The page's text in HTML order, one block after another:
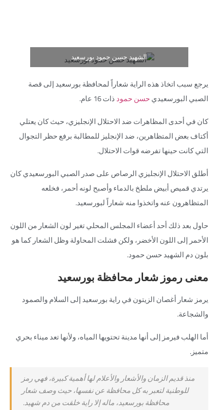
الشهيد حسن حمود بورسعيد
يرجع سبب اتخاذ هذه الراية شعاراً لمحافظة بورسعيد إلى قصة
الصبي البورسعيديحسن حمودذات 16 عام.
كان في أحدى المظاهرات ضد الاحتلال الإنجليزي، حيث كان يعتلي
أكتاف بعض المتظاهرين، ضد الإنجليز للمطالبة برفع حظر التجوال
التي كانت حينها تفرضه قوات الاحتلال.
أطلق الاحتلال الإنجليزي الرصاص على صدر الصبي البورسعيدي كان
يرتدي قميص أبيض ملطخ بالدماء وأصبح لونه أحمر، فخلعه
المتظاهرون عنه واتخذوا منه شعاراً لبورسعيد.
حاول بعد ذلك أحد أعضاء المجلس المحلي تغير لون الشعار من اللون
الأحمر إلى اللون الأخضر، ولكن فشلت المحاولة وظل الشعار كما هو
بلون دم الشهيد حسن حمود.
معنى رموز شعار محافظة بورسعيد
يرمز شعار أغصان الزيتون في راية بورسعيد إلى السلام والصمود
والشجاعة.
أما الهلب فيرمز إلى أنها مدينة تحتويها المياه، ولأنها تعد ميناء بحري
متميز.
منذ قديم الزمان والأشعار والأعلام لها أهمية كبيرة، فهي رمز
للوطنية لتعبر به كل محافظة عن نفسها، حيث وصف شعار
محافظة بورسعيد، ماله إلا راية خلقت من دم شهيد.